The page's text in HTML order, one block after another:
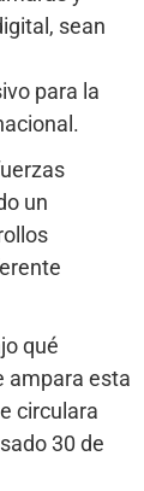
sean
para la
un
qué
ampara esta
circulara
30 de